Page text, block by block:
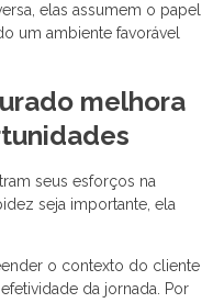
elas assumem o papel
um ambiente favorável
melhora
seus esforços na
seja importante, ela
o contexto do cliente
da jornada. Por